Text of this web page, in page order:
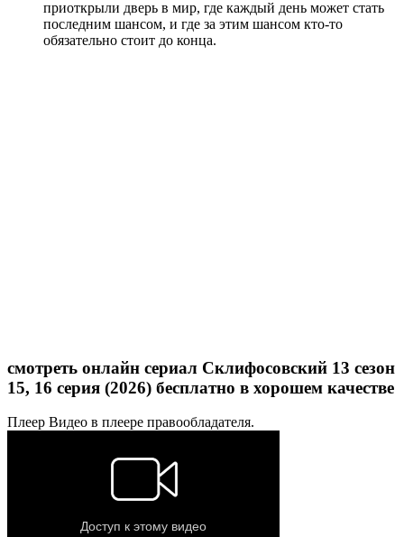
приоткрыли дверь в мир, где каждый день может стать
последним шансом, и где за этим шансом кто-то
обязательно стоит до конца.
смотреть онлайн сериал Склифосовский 13 сезон
15, 16 серия (2026) бесплатно в хорошем качестве
Плеер Видео в плеере правообладателя.